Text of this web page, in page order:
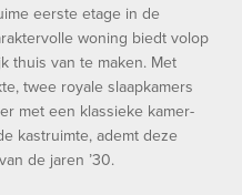
eerste etage in de
woning biedt volop
thuis van te maken. Met
twee royale slaapkamers
met een klassieke kamer-
kastruimte, ademt deze
de jaren ’30.